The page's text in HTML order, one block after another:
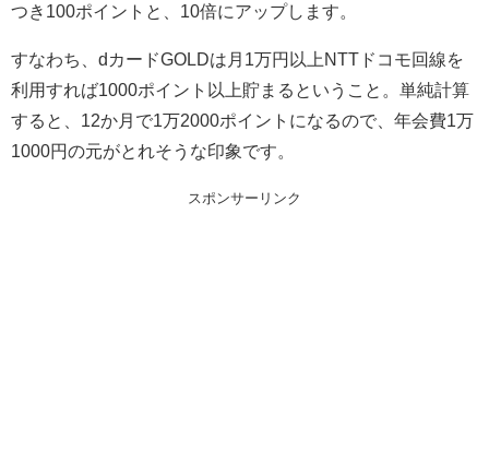
つき100ポイントと、10倍にアップします。
すなわち、dカードGOLDは月1万円以上NTTドコモ回線を
利用すれば1000ポイント以上貯まるということ。単純計算
すると、12か月で1万2000ポイントになるので、年会費1万
1000円の元がとれそうな印象です。
スポンサーリンク